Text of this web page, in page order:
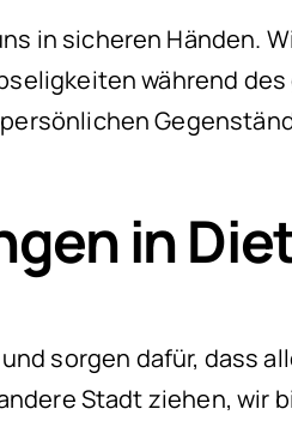
in sicheren Händen.
während
in
sorgen dafür, dass
Stadt ziehen, wir